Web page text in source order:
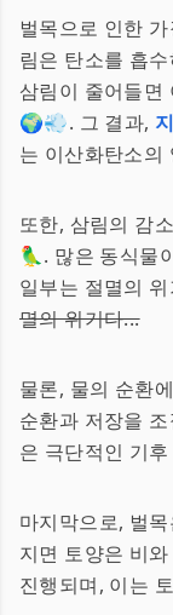
벌목으로 인한
림은 탄소를 흡
삼림이 줄어들면
🌍💨. 그 결과,
는 이산화탄소의
또한, 삼림의 감
🦜. 많은 동식물
일부는 절멸의
멸의 위기다...
물론, 물의 순환
순환과 저장을
은 극단적인 기
마지막으로, 벌
지면 토양은 비
진행되며, 이는